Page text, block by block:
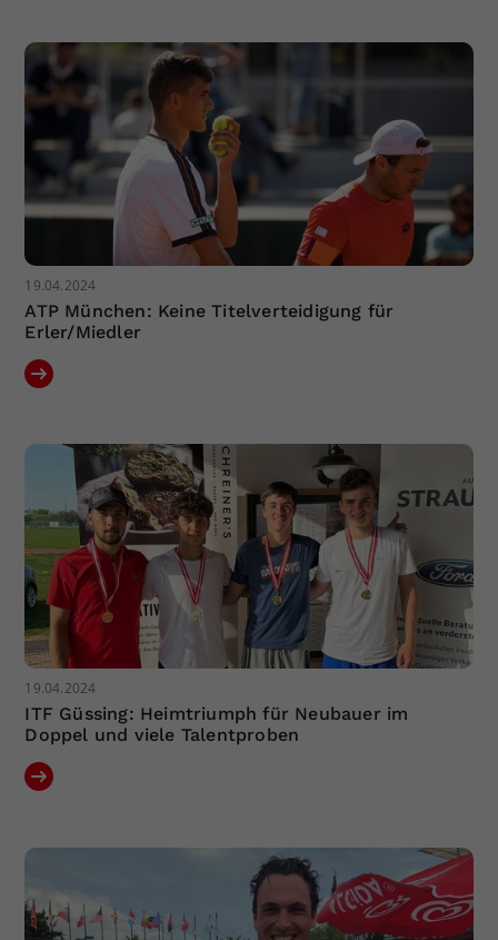
19.04.2024
ATP München: Keine Titelverteidigung für
Erler/Miedler
19.04.2024
ITF Güssing: Heimtriumph für Neubauer im
Doppel und viele Talentproben
Zweck
Einstellungen. Unter anderem eine
zufällig generierte ID, für die
historische Speicherung Ihrer
vorgenommen Einstellungen, falls der
Webseiten-Betreiber dies eingestellt
hat.